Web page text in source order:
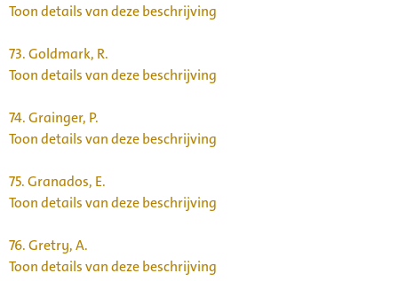
Toon details van deze beschrijving
73.Goldmark, R.
Toon details van deze beschrijving
74.Grainger, P.
Toon details van deze beschrijving
75.Granados, E.
Toon details van deze beschrijving
76.Gretry, A.
Toon details van deze beschrijving